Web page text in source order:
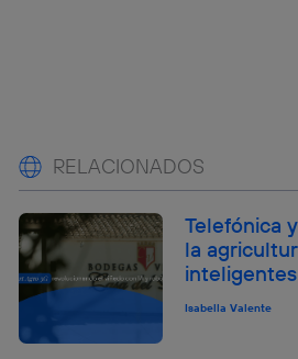
RELACIONADOS
Telefónica
la
inteligentes
Isabella Valente